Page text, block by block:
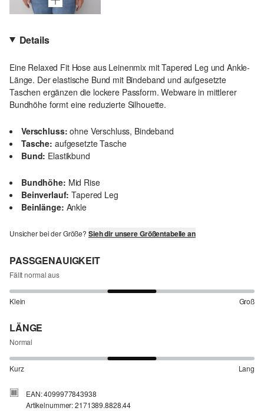
Details
Eine Relaxed Fit Hose aus Leinenmix mit Tapered Leg und Ankle-
Länge. Der elastische Bund mit Bindeband und aufgesetzte
Taschen ergänzen die lockere Passform. Webware in mittlerer
Bundhöhe formt eine reduzierte Silhouette.
Verschluss: ohne Verschluss, Bindeband
Tasche: aufgesetzte Tasche
Bund: Elastikbund
Bundhöhe: Mid Rise
Beinverlauf: Tapered Leg
Beinlänge: Ankle
Unsicher bei der Größe? Sieh dir unsere Größentabelle an
PASSGENAUIGKEIT
Fällt normal aus
Klein Groß
LÄNGE
Normal
Kurz Lang
EAN: 4099977843938
Artikelnummer: 2171389.8828.44